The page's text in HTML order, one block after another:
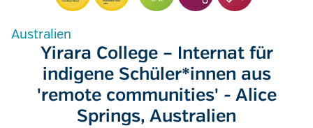
Australien
Yirara College – Internat für
indigene Schüler*innen aus
'remote communities' - Alice
Springs, Australien